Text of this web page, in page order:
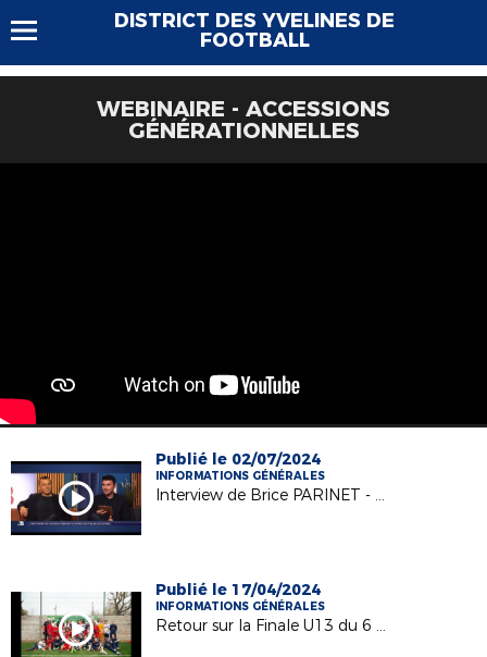
DISTRICT DES YVELINES DE
FOOTBALL
WEBINAIRE - ACCESSIONS
GÉNÉRATIONNELLES
Publié le 02/07/2024
INFORMATIONS GÉNÉRALES
Interview de Brice PARINET - Nouveau Président du DYF
Publié le 17/04/2024
INFORMATIONS GÉNÉRALES
Retour sur la Finale U13 du 6 avril 2024